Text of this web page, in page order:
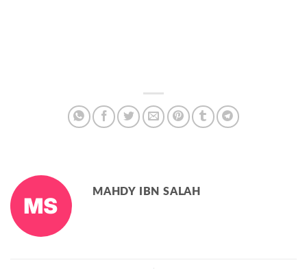
MAHDY IBN SALAH